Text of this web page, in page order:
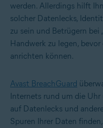
werden. Allerdings hilft
solcher Datenlecks,
zu sein und Betrügern bei
Handwerk zu legen,
anrichten können.
Avast BreachGuard
Internets rund um die
auf Datenlecks und
Spuren Ihrer Daten